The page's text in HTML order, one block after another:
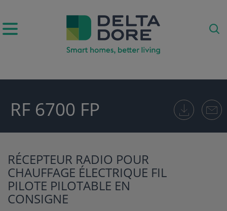
RF 6700 FP
RÉCEPTEUR RADIO POUR
CHAUFFAGE ÉLECTRIQUE FIL
PILOTE PILOTABLE EN
CONSIGNE